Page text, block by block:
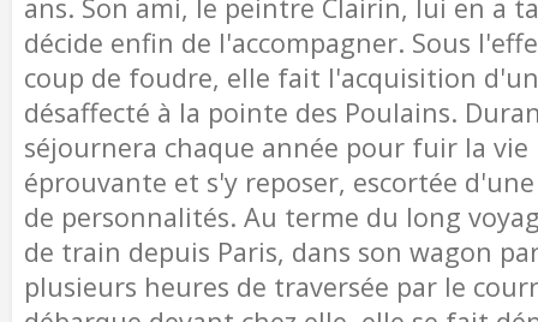
ans. Son ami, le peintre Clairin, lui en a
décide enfin de l'accompagner. Sous
coup de foudre, elle fait l'acquisition
désaffecté à la pointe des Poulains.
séjournera chaque année pour fuir la vie
éprouvante et s'y reposer, escortée
de personnalités. Au terme du long
de train depuis Paris, dans son wagon
plusieurs heures de traversée par le